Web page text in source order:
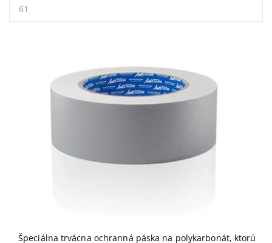
61
Špeciálna trvácna ochranná páska na polykarbonát, ktorú